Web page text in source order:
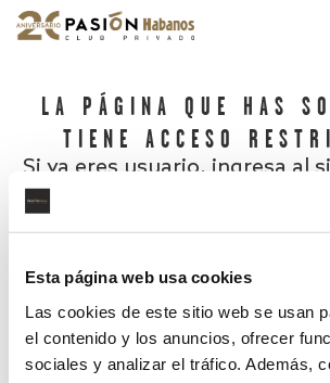
Esta página web usa cookies
Las cookies de este sitio web se usan
el contenido y los anuncios, ofrecer
sociales y analizar el tráfico. Además,
LA PÁGINA QUE HAS
TIENE ACCESO
Si ya eres usuario, ingresa al